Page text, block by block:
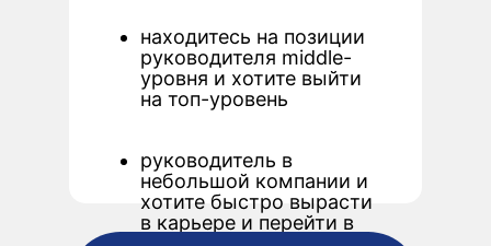
находитесь на позиции
руководителя middle-
уровня и хотите выйти
на топ-уровень
руководитель в
небольшой компании и
хотите быстро вырасти
в карьере и перейти в